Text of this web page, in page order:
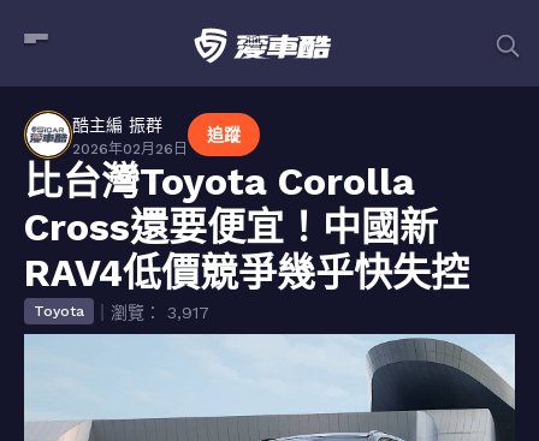
酷主編 振群
2026年02月26日
追蹤
比台灣Toyota Corolla
Cross還要便宜！中國新
RAV4低價競爭幾乎快失控
Toyota ｜瀏覽： 3,917